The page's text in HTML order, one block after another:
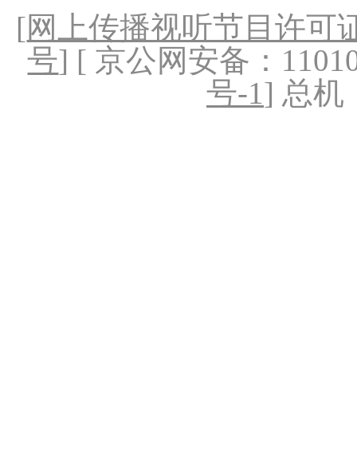
[网上传播视听节目许可
号] [ 京公网安备：
号-1] 总机